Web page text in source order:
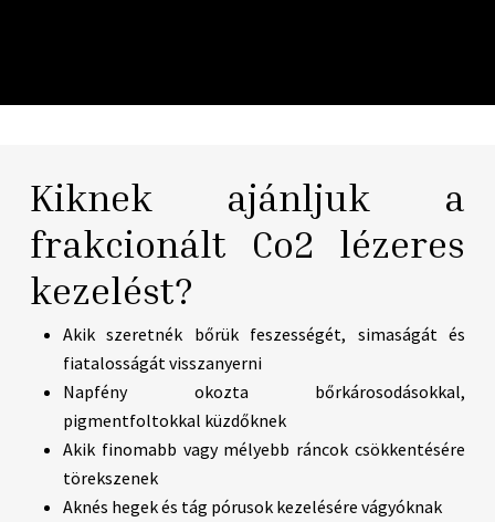
Kiknek ajánljuk a
frakcionált Co2 lézeres
kezelést?
Akik szeretnék bőrük feszességét, simaságát és
fiatalosságát visszanyerni
Napfény okozta bőrkárosodásokkal,
pigmentfoltokkal küzdőknek
Akik finomabb vagy mélyebb ráncok csökkentésére
törekszenek
Aknés hegek és tág pórusok kezelésére vágyóknak